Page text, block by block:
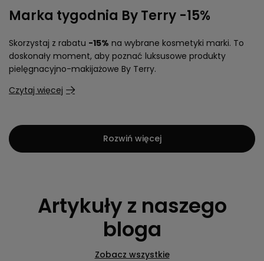
Marka tygodnia By Terry -15%
Skorzystaj z rabatu -15% na wybrane kosmetyki marki. To
doskonały moment, aby poznać luksusowe produkty
pielęgnacyjno-makijażowe By Terry.
Czytaj więcej
Rozwiń więcej
Artykuły z naszego
bloga
Zobacz wszystkie